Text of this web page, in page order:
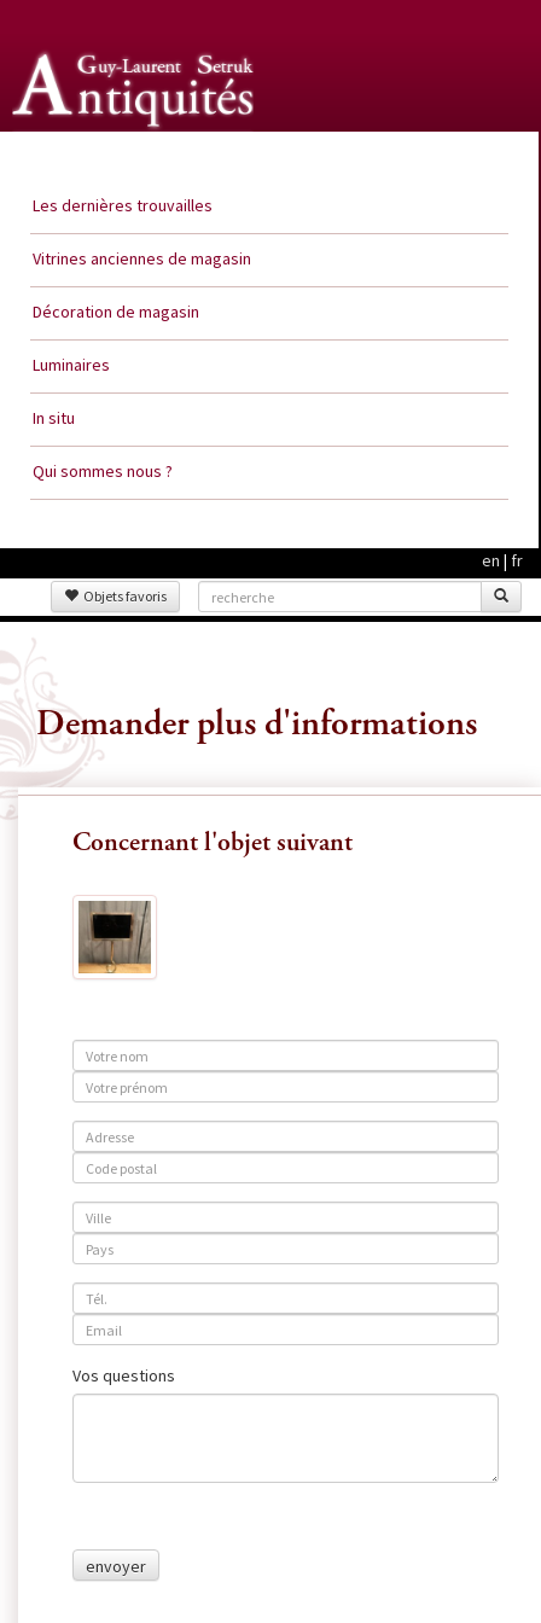
Les dernières trouvailles
Vitrines anciennes de magasin
Décoration de magasin
Luminaires
In situ
Qui sommes nous ?
en | fr
Objets favoris
Demander plus d'informations
Concernant l'objet suivant
Vos questions
envoyer